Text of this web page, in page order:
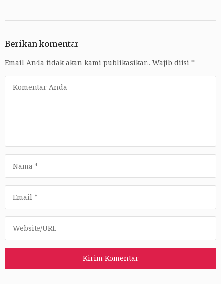
Berikan komentar
Email Anda tidak akan kami publikasikan. Wajib diisi *